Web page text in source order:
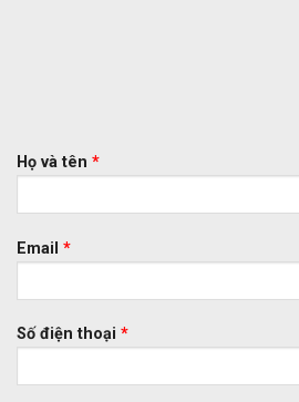
Họ và tên *
Email *
Số điện thoại *